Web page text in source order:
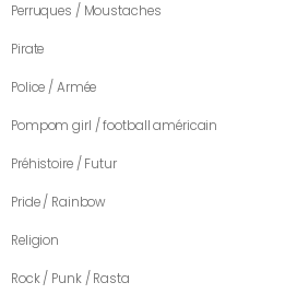
Perruques / Moustaches
Pirate
Police / Armée
Pompom girl / football américain
Préhistoire / Futur
Pride / Rainbow
Religion
Rock / Punk / Rasta